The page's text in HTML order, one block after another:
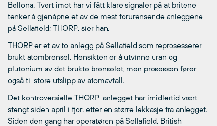
Bellona. Tvert imot har vi fått klare signaler på at britene
tenker å gjenåpne et av de mest forurensende anleggene
på Sellafield; THORP, sier han.
THORP er et av to anlegg på Sellafield som reprosesserer
brukt atombrensel. Hensikten er å utvinne uran og
plutonium av det brukte brenselet, men prosessen fører
også til store utslipp av atomavfall.
Det kontroversielle THORP-anlegget har imidlertid vært
stengt siden april i fjor, etter en større lekkasje fra anlegget.
Siden den gang har operatøren på Sellafield, British